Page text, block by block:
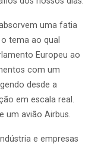
uma fatia
tema ao qual
Europeu ao
com um
desde a
em escala real.
um avião Airbus.
e empresas